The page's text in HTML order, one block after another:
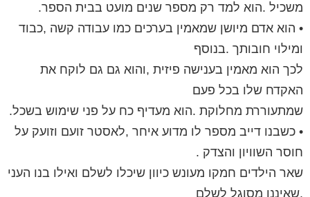
משכיל .הוא למד רק מספר שנים מועט בבית הספר.
• הוא אדם מיושן שמאמין בערכים כמו עבודה קשה ,כבוד
ומילוי חובותך .בנוסף
לכך הוא מאמין בענישה פיזית ,והוא גם גם לוקח את
האקדח שלו בכל פעם
שמתעוררת מחלוקת .הוא מעדיף כח על פני שימוש בשכל.
• כשבנו דייב מספר לו מדוע איחר ,לאסטר זועם וזועק על
חוסר השוויון והצדק .
שאר הילדים חמקו מעונש כיוון שיכלו לשלם ואילו בנו העני
,שאיננו מסוגל לשלם